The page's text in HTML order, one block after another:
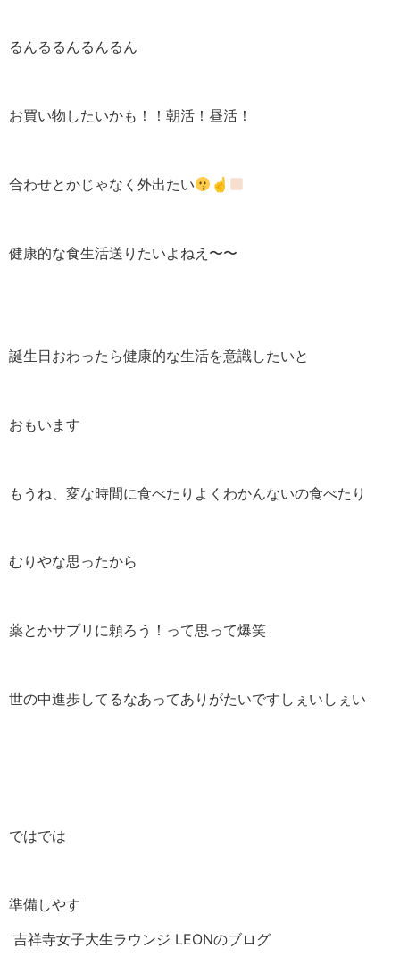
るんるるんるんるん
お買い物したいかも！！朝活！昼活！
合わせとかじゃなく外出たい ☝
健康的な食生活送りたいよねえ〜〜
誕生日おわったら健康的な生活を意識したいと
おもいます
もうね、変な時間に食べたりよくわかんないの食べたり
むりやな思ったから
薬とかサプリに頼ろう！って思って爆笑
世の中進歩してるなあってありがたいですしぇいしぇい
ではでは
準備しやす
吉祥寺女子大生ラウンジ LEONのブログ